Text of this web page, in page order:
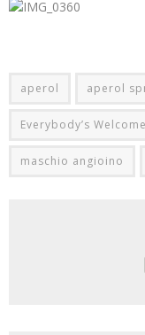
aperol aperol
Everybody’s Welcome
maschio angioino